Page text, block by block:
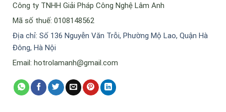
Công ty TNHH Giải Pháp Công Nghệ Lâm Anh
Mã số thuế: 0108148562
Địa chỉ: Số 136 Nguyễn Văn Trỗi, Phường Mộ Lao, Quận Hà
Đông, Hà Nội
Email: hotrolamanh@gmail.com